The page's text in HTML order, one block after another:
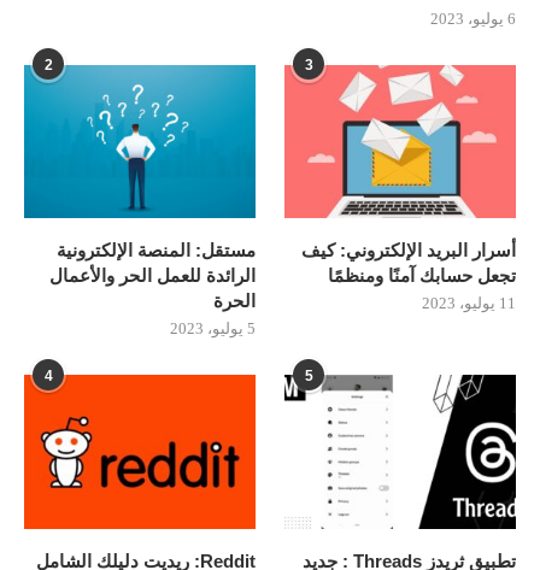
6 يوليو، 2023
2
مستقل: المنصة الإلكترونية
الرائدة للعمل الحر والأعمال
الحرة
5 يوليو، 2023
3
أسرار البريد الإلكتروني: كيف
تجعل حسابك آمنًا ومنظمًا
11 يوليو، 2023
4
Reddit: ريديت دليلك الشامل
5
تطبيق ثريدز Threads : جديد